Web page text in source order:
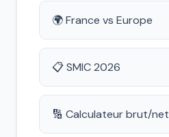
🌍 France vs Europe
📋 SMIC 2026
🔢 Calculateur brut/net